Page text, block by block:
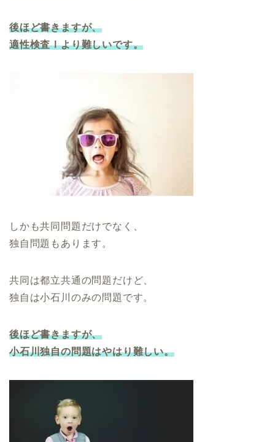
後ほど書きますが、
適性検査Ⅰより難しいです。
しかも共同問題だけでなく、
独自問題もあります。
共同は都立共通の問題だけど、
独自は小石川のみの問題です。
後ほど書きますが、
小石川独自の問題はやはり難しい。